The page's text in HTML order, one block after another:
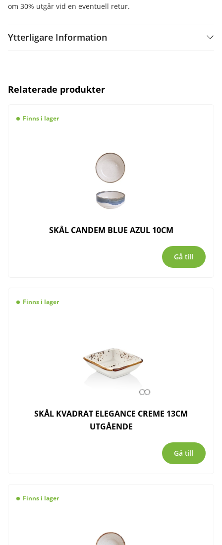
om 30% utgår vid en eventuell retur.
Ytterligare Information
Relaterade produkter
Finns i lager
SKÅL CANDEM BLUE AZUL 10CM
Gå till
Finns i lager
SKÅL KVADRAT ELEGANCE CREME 13CM
UTGÅENDE
Gå till
Finns i lager